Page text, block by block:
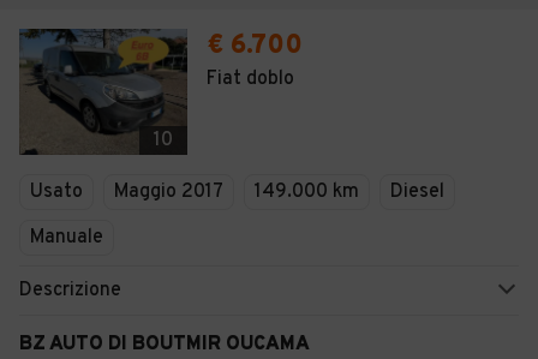
10
€ 6.700
Fiat doblo
Usato Maggio 2017 149.000 km
Diesel
Manuale
Descrizione
BZ AUTO DI BOUTMIR OUCAMA